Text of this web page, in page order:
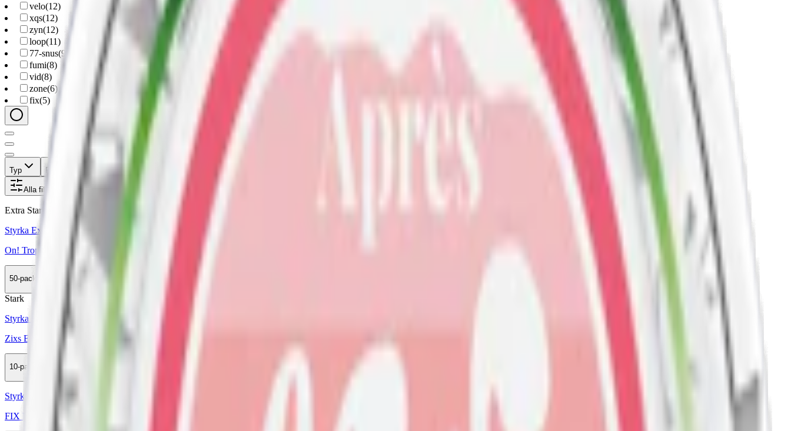
velo(12)
xqs(12)
zyn(12)
loop(11)
77-snus(9
fumi(8)
vid(8)
zone(6)
fix(5)
Typ Format Styrka Märke
Alla filter
Extra Stark
Styrka Extra Stark · Mini
On! Tropical Spice 6mg Mini
50-pack
Stark
Styrka Stark · Slim
Zixs Exotic Chill Stark Slim
10-pack
Styrka Normal · Slim
FIX Pineapple Rum Coconut #4 Slim